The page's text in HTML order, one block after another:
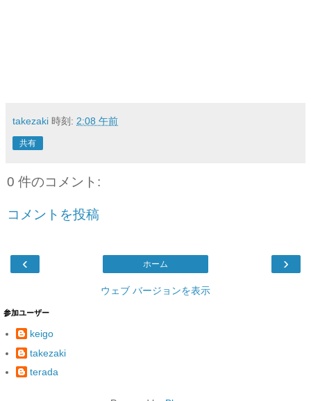
takezaki 時刻: 2:08 午前
共有
0 件のコメント:
コメントを投稿
‹ ›
ホーム
ウェブ バージョンを表示
参加ユーザー
keigo
takezaki
terada